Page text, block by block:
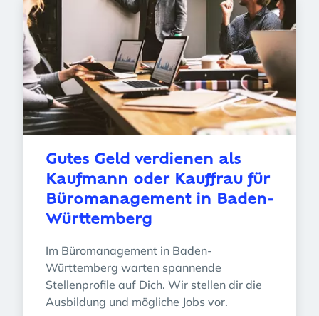
Gutes Geld verdienen als
Kaufmann oder Kauffrau für
Büromanagement in Baden-
Württemberg
Im Büromanagement in Baden-
Württemberg warten spannende
Stellenprofile auf Dich. Wir stellen dir die
Ausbildung und mögliche Jobs vor.